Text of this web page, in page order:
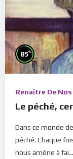
85%
Renaître De
Le péché,
Dans ce monde
péché. Chaque
nous amène à fai...